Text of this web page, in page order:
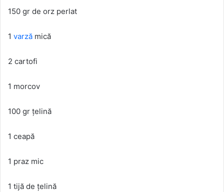
150 gr de orz perlat
1 varză mică
2 cartofi
1 morcov
100 gr țelină
1 ceapă
1 praz mic
1 tijă de țelină